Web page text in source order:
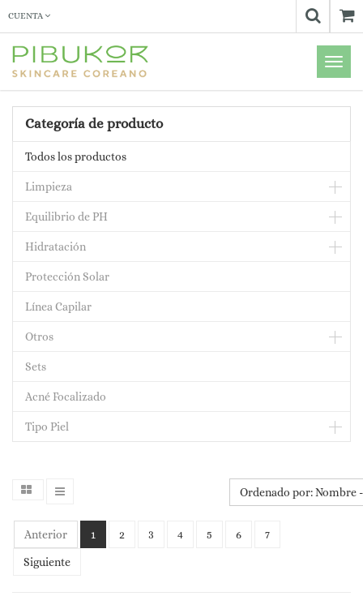
CUENTA
Menú
de
Categoría de producto
Todos los productos
Limpieza
Equilibrio de PH
Hidratación
Protección Solar
Línea Capilar
Otros
Sets
Acné Focalizado
Tipo Piel
Anterior 1 2 3 4 5 6 7
Siguiente
Ordenado por: Nombre